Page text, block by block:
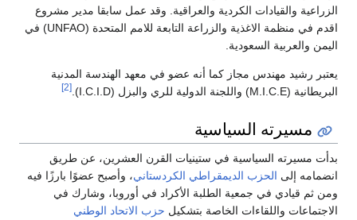
الزراعية والقيادات الكردية والعراقية. وقد عمل سابقا مدير مشروع
اقدم في منظمة الاغذية والزراعة التابعة للامم المتحدة (UNFAO) في
اليمن والعربية السعودية.
يعتبر رشيد مهندس مجاز كما أنه عضو في معهد الهندسة المدنية
البريطانية (M.I.C.E) واللجنة الدولية للري والبزل (I.C.I.D).
[2]
مسيرته السياسية
بدأت مسيرته السياسية في ستينيات القرن العشرين، عن طريق
انضمامه إلى الحزب الديمقراطي الكردستاني، وأصبح عضوًا بارزًا فيه
ومن ثم قيادي في جمعية الطلبة الأكراد في أوروبا، وشارك في
الاجتماعات واللقاءات الخاصة بتشكيل حزب الاتحاد الوطني